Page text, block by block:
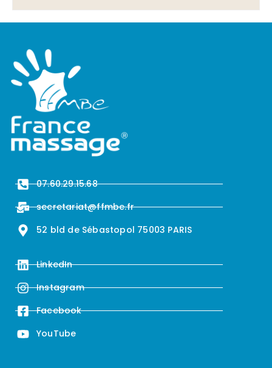
07.60.29.15.68
secretariat@ffmbe.fr
52 bld de Sébastopol 75003 PARIS
LinkedIn
Instagram
Facebook
YouTube